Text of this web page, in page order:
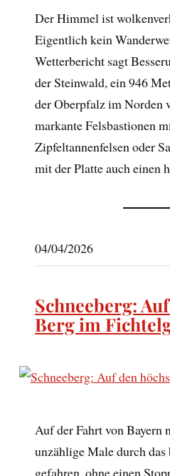
Der Himmel ist
Eigentlich kein
Wetterbericht sagt
der Steinwald, ein 946
der Oberpfalz im Norden
markante Felsbastionen
Zipfeltannenfelsen oder
mit der Platte auch
04/04/2026
Schneeberg:
Berg im
Auf der Fahrt von Bayern
unzählige Male durch